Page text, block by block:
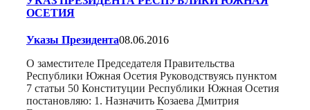
ОСЕТИЯ
Указы Президента08.06.2016
О заместителе Председателя Правительства
Республики Южная Осетия Руководствуясь пунктом
7 статьи 50 Конституции Республики Южная Осетия
постановляю: 1. Назначить Козаева Дмитрия